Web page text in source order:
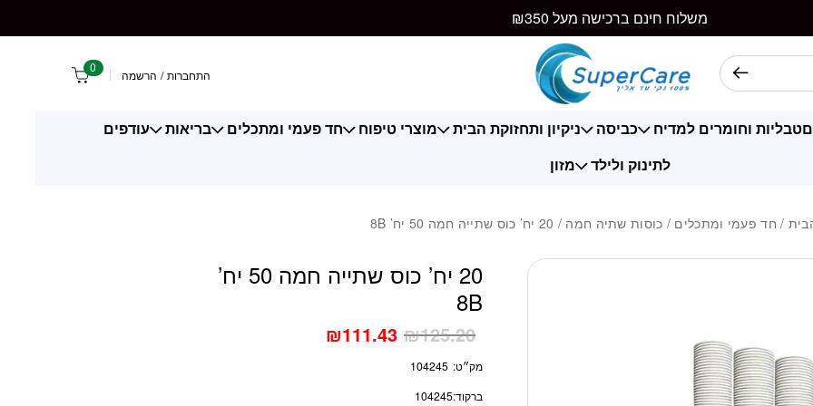
משלוח חינם ברכישה מעל ₪350
התחברות / הרשמה 0
טבליות וחומרים למדיח כביסה ניקיון ותחזוקת הבית מוצרי טיפוח חד פעמי ומתכלים בריאות
עודפים
לתינוק ולילד
מזון
/ חד פעמי ומתכלים / כוסות שתיה חמה / 20 יח’ כוס שתייה חמה 50 יח’ 8B
20 יח’ כוס שתייה חמה 50 יח’
8B
₪125.20
₪111.43
מק״ט: 104245
ברקוד:104245